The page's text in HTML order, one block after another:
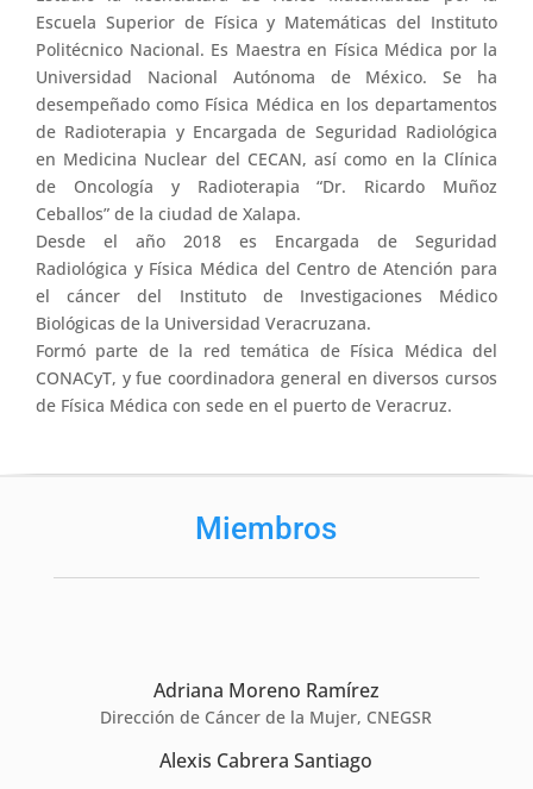
Escuela Superior de Física y Matemáticas del Instituto
Politécnico Nacional. Es Maestra en Física Médica por la
Universidad Nacional Autónoma de México. Se ha
desempeñado como Física Médica en los departamentos
de Radioterapia y Encargada de Seguridad Radiológica
en Medicina Nuclear del CECAN, así como en la Clínica
de Oncología y Radioterapia “Dr. Ricardo Muñoz
Ceballos” de la ciudad de Xalapa.
Desde el año 2018 es Encargada de Seguridad
Radiológica y Física Médica del Centro de Atención para
el cáncer del Instituto de Investigaciones Médico
Biológicas de la Universidad Veracruzana.
Formó parte de la red temática de Física Médica del
CONACyT, y fue coordinadora general en diversos cursos
de Física Médica con sede en el puerto de Veracruz.
Miembros
Adriana Moreno Ramírez
Dirección de Cáncer de la Mujer, CNEGSR
Alexis Cabrera Santiago